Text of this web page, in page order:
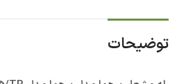
توضیحات